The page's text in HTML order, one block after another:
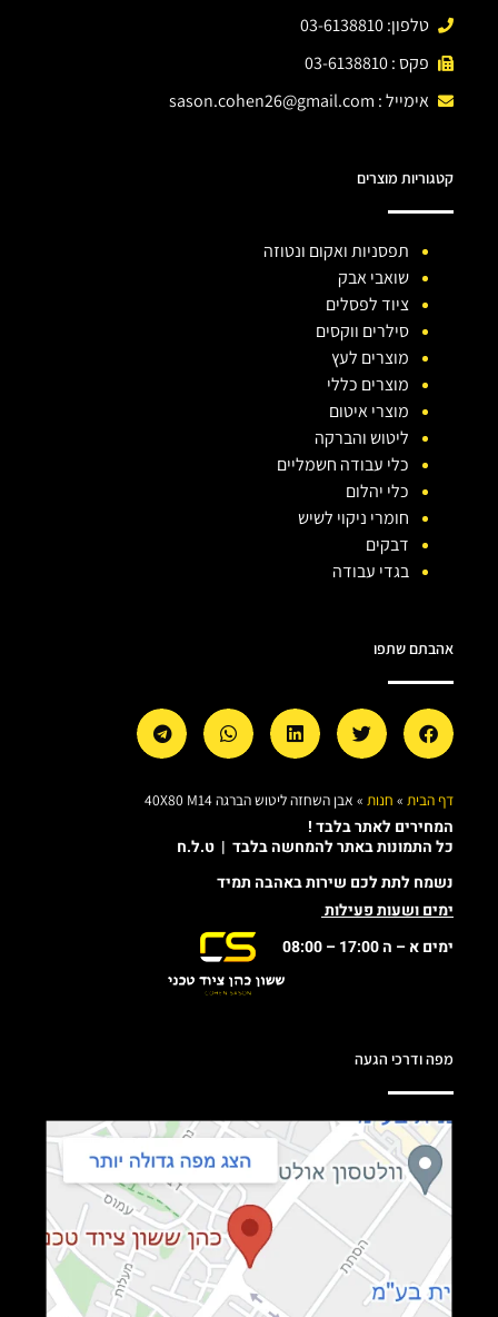
טלפון: 03-6138810
פקס : 03-6138810
אימייל : sason.cohen26@gmail.com
קטגוריות מוצרים
תפסניות ואקום ונטוזה
שואבי אבק
ציוד לפסלים
סילרים ווקסים
מוצרים לעץ
מוצרים כללי
מוצרי איטום
ליטוש והברקה
כלי עבודה חשמליים
כלי יהלום
חומרי ניקוי לשיש
דבקים
בגדי עבודה
אהבתם שתפו
דף הבית » חנות » אבן השחזה ליטוש הברגה 40X80 M14
המחירים לאתר בלבד !
כל התמונות באתר להמחשה בלבד | ט.ל.ח
נשמח לתת לכם שירות באהבה תמיד
ימים ושעות פעילות
ימים א – ה 17:00 – 08:00
מפה ודרכי הגעה